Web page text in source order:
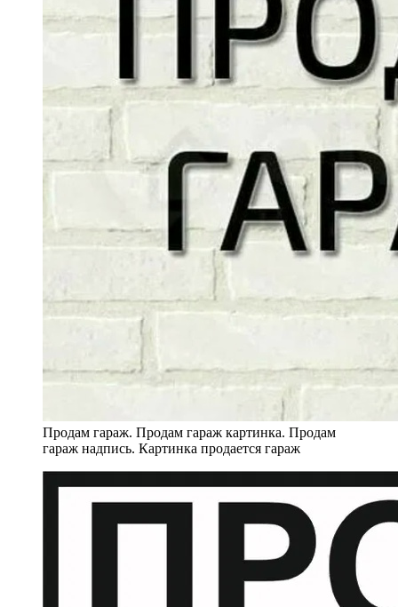
Продам гараж. Продам гараж картинка. Продам
гараж надпись. Картинка продается гараж